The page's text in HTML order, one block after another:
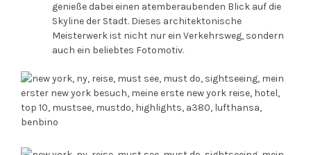
genieße dabei einen atemberaubenden Blick auf die
Skyline der Stadt. Dieses architektonische
Meisterwerk ist nicht nur ein Verkehrsweg, sondern
auch ein beliebtes Fotomotiv.